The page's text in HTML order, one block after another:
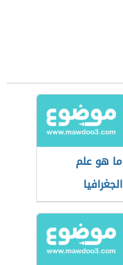
ما هو علم
الجغرافيا